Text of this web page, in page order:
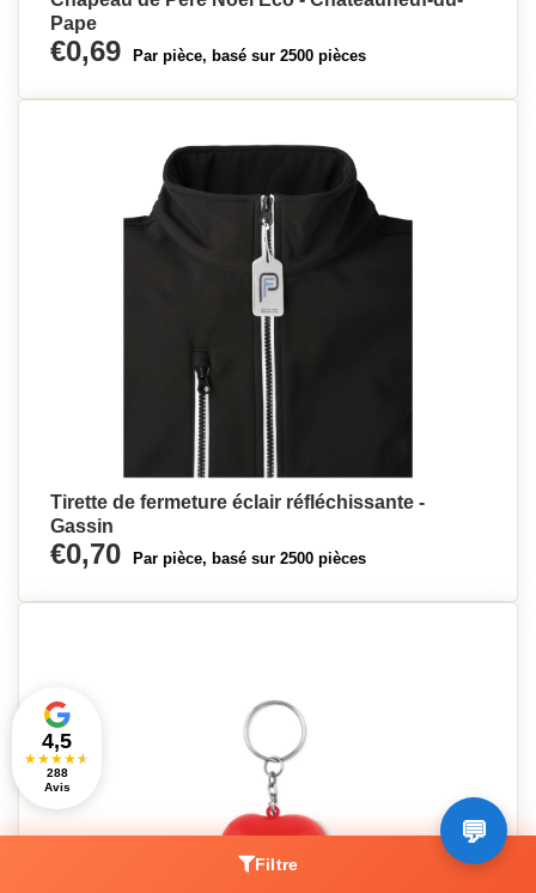
Pape
€0,69 Par pièce, basé sur 2500 pièces
Tirette de fermeture éclair réfléchissante -
Gassin
€0,70 Par pièce, basé sur 2500 pièces
Filtre
4,5
★★★★★
288
Avis